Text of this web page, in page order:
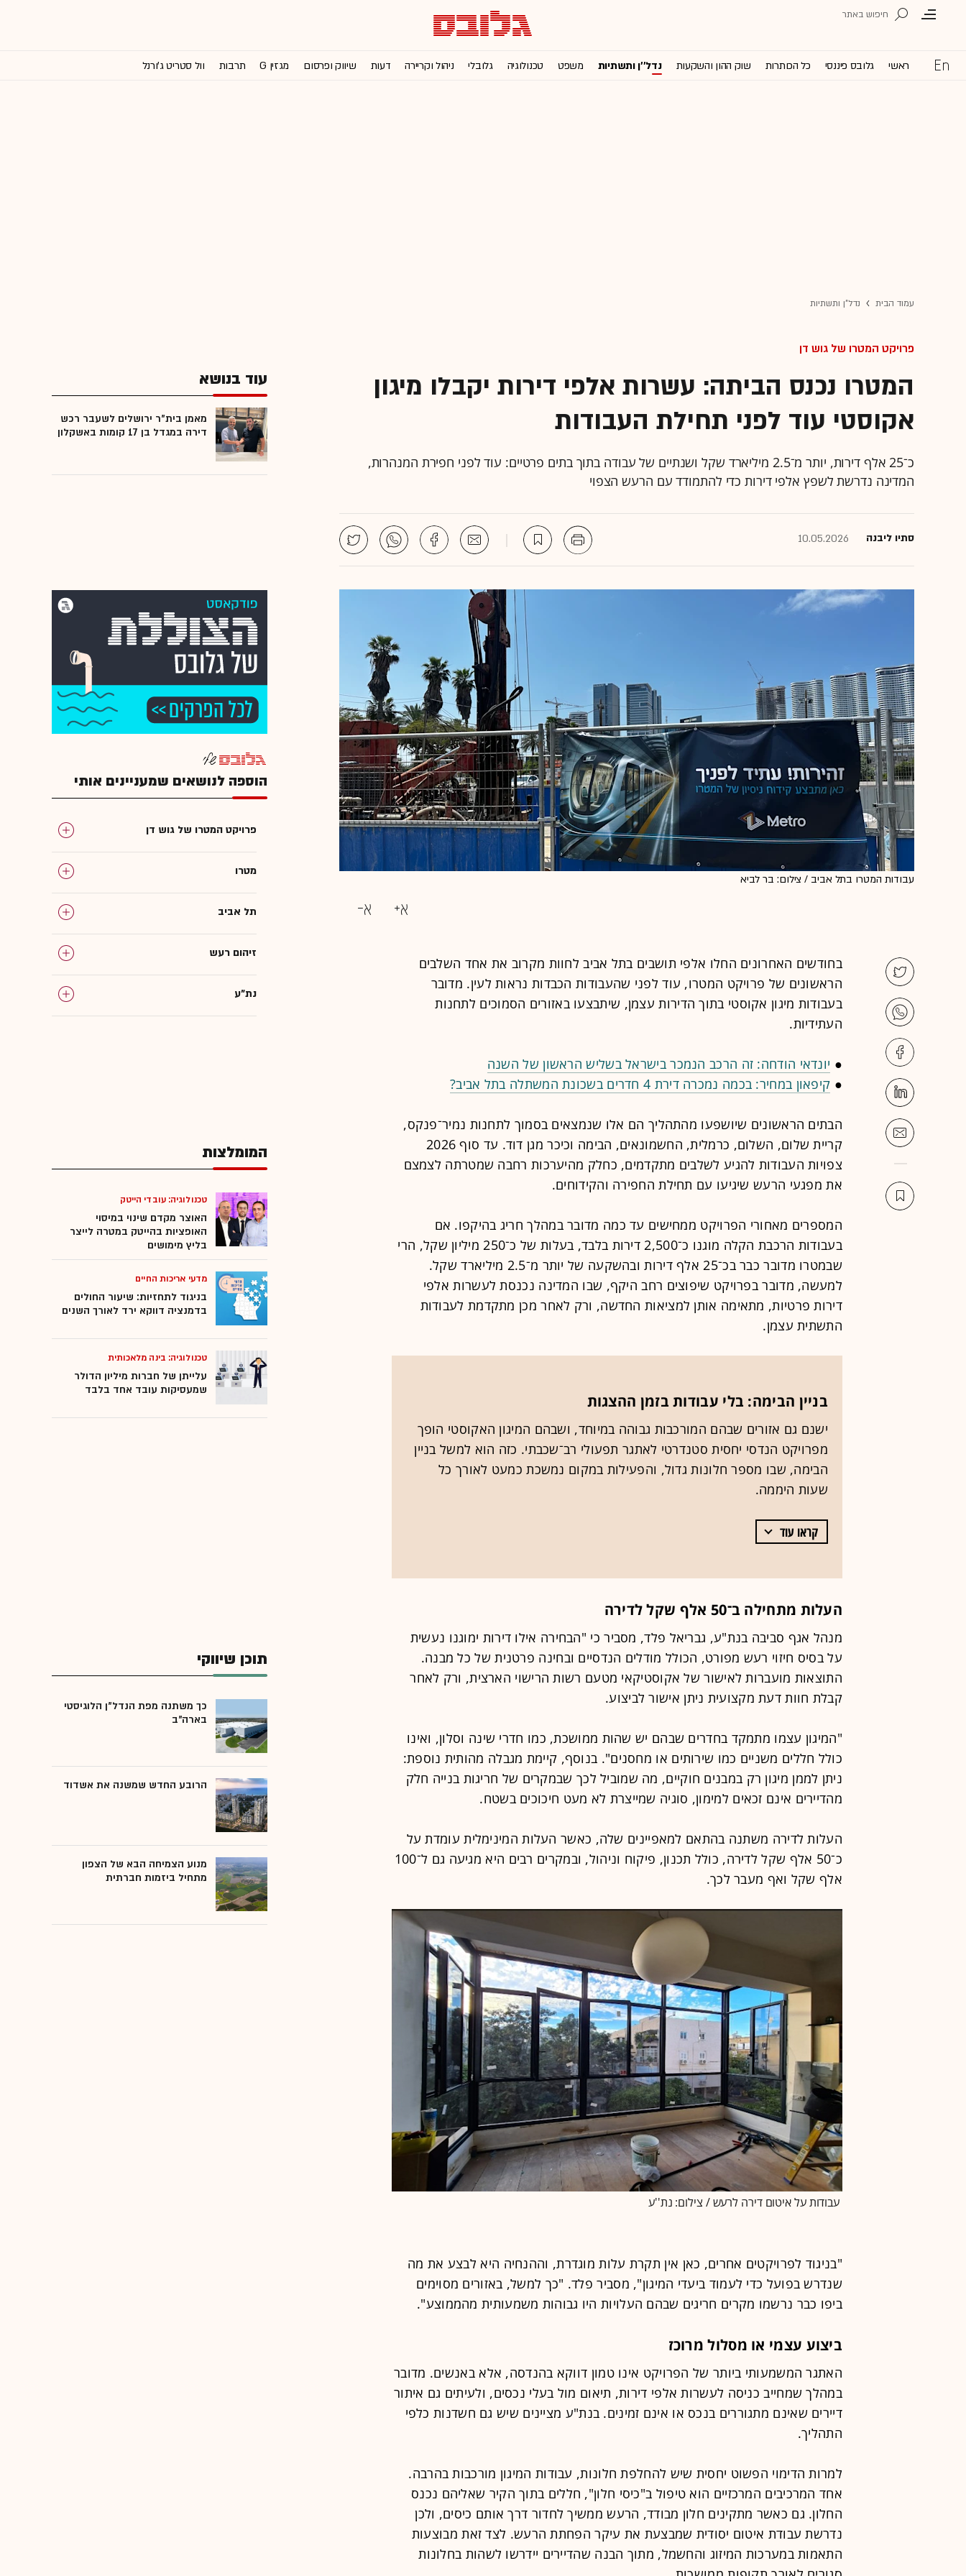
ראשי גלובס פיננסי כל הכותרות שוק ההון והשקעות נדל''ן ותשתיות משפט טכנולוגיה גלובלי ניהול וקריירה דעות שיווק ופרסום מגזין G תרבות וול סטריט ג'ורנל
עמוד הבית נדל"ן ותשתיות
פרויקט המטרו של גוש דן
המטרו נכנס הביתה: עשרות אלפי דירות יקבלו מיגון
אקוסטי עוד לפני תחילת העבודות
כ־25 אלף דירות, יותר מ־2.5 מיליארד שקל ושנתיים של עבודה בתוך בתים פרטיים: עוד לפני חפירת המנהרות,
המדינה נדרשת לשפץ אלפי דירות כדי להתמודד עם הרעש הצפוי
סתיו ליבנה 10.05.2026
עבודות המטרו בתל אביב / צילום: בר לביא
בחודשים האחרונים החלו אלפי תושבים בתל אביב לחוות מקרוב את אחד השלבים
הראשונים של פרויקט המטרו, עוד לפני שהעבודות הכבדות נראות לעין. מדובר
בעבודות מיגון אקוסטי בתוך הדירות עצמן, שיתבצעו באזורים הסמוכים לתחנות
העתידיות.
● יונדאי הודחה: זה הרכב הנמכר בישראל בשליש הראשון של השנה
● קיפאון במחיר: בכמה נמכרה דירת 4 חדרים בשכונת המשתלה בתל אביב?
הבתים הראשונים שיושפעו מהתהליך הם אלו שנמצאים בסמוך לתחנות נמיר־פנקס,
קריית שלום, השלום, כרמלית, החשמונאים, הבימה וכיכר מגן דוד. עד סוף 2026
צפויות העבודות להגיע לשלבים מתקדמים, כחלק מהיערכות רחבה שמטרתה לצמצם
את מפגעי הרעש שיגיעו עם תחילת החפירה והקידוחים.
המספרים מאחורי הפרויקט ממחישים עד כמה מדובר במהלך חריג בהיקפו. אם
בעבודות הרכבת הקלה מוגנו כ־2,500 דירות בלבד, בעלות של כ־250 מיליון שקל, הרי
שבמטרו מדובר כבר בכ־25 אלף דירות ובהשקעה של יותר מ־2.5 מיליארד שקל.
למעשה, מדובר בפרויקט שיפוצים רחב היקף, שבו המדינה נכנסת לעשרות אלפי
דירות פרטיות, מתאימה אותן למציאות החדשה, ורק לאחר מכן מתקדמת לעבודות
התשתית עצמן.
בניין הבימה: בלי עבודות בזמן ההצגות
ישנם גם אזורים שבהם המורכבות גבוהה במיוחד, ושבהם המיגון האקוסטי הופך
מפרויקט הנדסי יחסית סטנדרטי לאתגר תפעולי רב־שכבתי. כזה הוא למשל בניין
הבימה, שבו מספר חלונות גדול, והפעילות במקום נמשכת כמעט לאורך כל
שעות היממה.
קראו עוד
העלות מתחילה ב־50 אלף שקל לדירה
מנהל אגף סביבה בנת"ע, גבריאל פלד, מסביר כי "הבחירה אילו דירות ימוגנו נעשית
על בסיס חיזוי רעש מפורט, הכולל מודלים הנדסיים ובחינה פרטנית של כל מבנה.
התוצאות מועברות לאישור של אקוסטיקאי מטעם רשות הרישוי הארצית, ורק לאחר
קבלת חוות דעת מקצועית ניתן אישור לביצוע.
"המיגון עצמו מתמקד בחדרים שבהם יש שהות ממושכת, כמו חדרי שינה וסלון, ואינו
כולל חללים משניים כמו שירותים או מחסנים". בנוסף, קיימת מגבלה מהותית נוספת:
ניתן לממן מיגון רק במבנים חוקיים, מה שמוביל לכך שבמקרים של חריגות בנייה חלק
מהדיירים אינם זכאים למימון, סוגיה שמייצרת לא מעט חיכוכים בשטח.
העלות לדירה משתנה בהתאם למאפיינים שלה, כאשר העלות המינימלית עומדת על
כ־50 אלף שקל לדירה, כולל תכנון, פיקוח וניהול, ובמקרים רבים היא מגיעה גם ל־100
אלף שקל ואף מעבר לכך.
עבודות על איטום דירה לרעש / צילום: נת''ע
"בניגוד לפרויקטים אחרים, כאן אין תקרת עלות מוגדרת, וההנחיה היא לבצע את מה
שנדרש בפועל כדי לעמוד ביעדי המיגון", מסביר פלד. "כך למשל, באזורים מסוימים
ביפו כבר נרשמו מקרים חריגים שבהם העלויות היו גבוהות משמעותית מהממוצע".
ביצוע עצמי או מסלול מרוכז
האתגר המשמעותי ביותר של הפרויקט אינו טמון דווקא בהנדסה, אלא באנשים. מדובר
במהלך שמחייב כניסה לעשרות אלפי דירות, תיאום מול בעלי נכסים, ולעיתים גם איתור
דיירים שאינם מתגוררים בנכס או אינם זמינים. בנת"ע מציינים שיש גם חשדנות כלפי
התהליך.
למרות הדימוי הפשוט יחסית שיש להחלפת חלונות, עבודות המיגון מורכבות בהרבה.
אחד המרכיבים המרכזיים הוא טיפול ב"כיסי חלון", חללים בתוך הקיר שאליהם נכנס
החלון. גם כאשר מתקינים חלון מבודד, הרעש ממשיך לחדור דרך אותם כיסים, ולכן
נדרשת עבודת איטום יסודית שמבצעת את עיקר הפחתת הרעש. לצד זאת מבוצעות
התאמות במערכות המיזוג והחשמל, מתוך הבנה שהדיירים יידרשו לשהות בחלונות
עוד בנושא
מאמן בית"ר ירושלים לשעבר רכש
דירה במגדל בן 17 קומות באשקלון
הוספה לנושאים שמעניינים אותי
פרויקט המטרו של גוש דן
מטרו
תל אביב
זיהום רעש
נת"ע
המומלצות
טכנולוגיה: עובדי הייטק
האוצר מקדם שינוי במיסוי
האופציות בהייטק במטרה לייצר
בליץ מימושים
מדעי אריכות החיים
בניגוד לתחזיות: שיעור החולים
בדמנציה דווקא ירד לאורך השנים
טכנולוגיה: בינה מלאכותית
עלייתן של חברות מיליון הדולר
שמעסיקות עובד אחד בלבד
תוכן שיווקי
כך משתנה מפת הנדל"ן הלוגיסטי
בארה"ב
הרובע החדש שמשנה את אשדוד
מנוע הצמיחה הבא של הצפון
מתחיל ביזמות חברתית